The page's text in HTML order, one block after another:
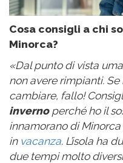
Cosa consigli a chi
Minorca?
«Dal punto di vista
non avere rimpianti.
cambiare, fallo!
invernoperché ho il
innamorano di
in vacanza. L’isola ha
due tempi molto